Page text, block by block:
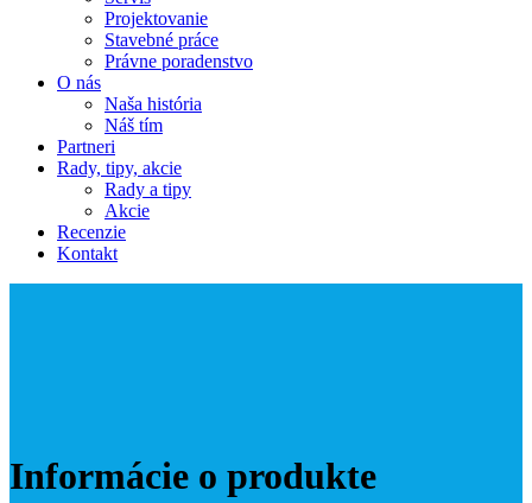
Projektovanie
Stavebné práce
Právne poradenstvo
O nás
Naša história
Náš tím
Partneri
Rady, tipy, akcie
Rady a tipy
Akcie
Recenzie
Kontakt
Informácie o produkte